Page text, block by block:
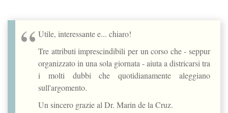
Utile, interessante e... chiaro!
Tre attributi imprescindibili per un corso che - seppur
organizzato in una sola giornata - aiuta a districarsi tra
i molti dubbi che quotidianamente aleggiano
sull'argomento.
Un sincero grazie al Dr. Marin de la Cruz.